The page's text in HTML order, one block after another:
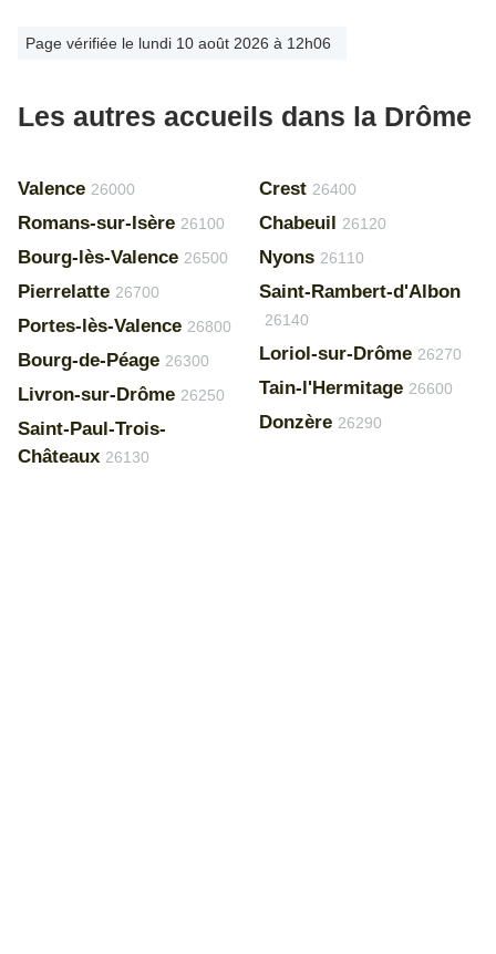
Page vérifiée le lundi 10 août 2026 à 12h06
Les autres accueils dans la Drôme
Valence 26000
Romans-sur-Isère 26100
Bourg-lès-Valence 26500
Pierrelatte 26700
Portes-lès-Valence 26800
Bourg-de-Péage 26300
Livron-sur-Drôme 26250
Saint-Paul-Trois-
Châteaux 26130
Crest 26400
Chabeuil 26120
Nyons 26110
Saint-Rambert-d'Albon
26140
Loriol-sur-Drôme 26270
Tain-l'Hermitage 26600
Donzère 26290